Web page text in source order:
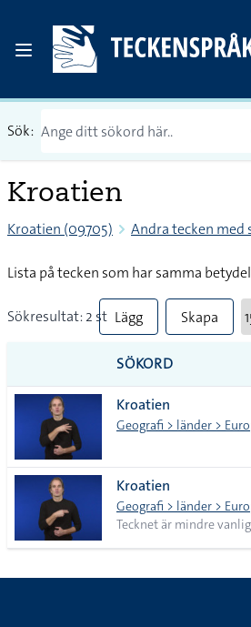
Sök:
Kroatien
Kroatien (09705) Andra tecken med
Lista på tecken som har samma
Sökresultat: 2 st Lägg
till
alla i
lista
Skapa
SÖKORD
Kroatien
Geografi > länder >
Kroatien
Geografi > länder >
Tecknet är mindre